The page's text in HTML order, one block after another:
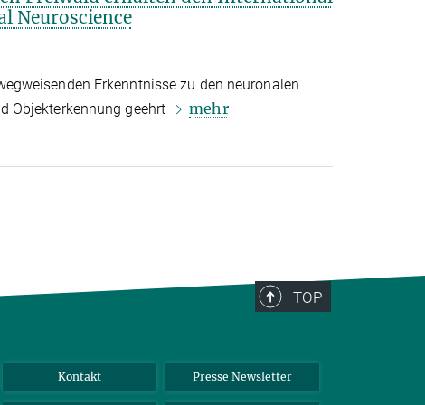
Neuroscience
Erkenntnisse zu den neuronalen
Objekterkennung geehrt
mehr
TOP
Kontakt Presse Newsletter